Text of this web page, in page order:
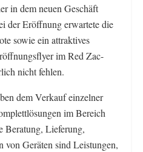
in dem neuen Geschäft
der Eröffnung erwartete die
sowie ein attraktives
im Red Zac-
nicht fehlen.
dem Verkauf einzelner
im Bereich
Beratung, Lieferung,
von Geräten sind Leistungen,